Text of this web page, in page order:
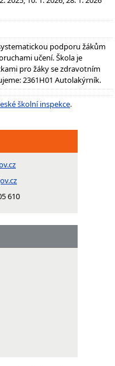
podporu žákům
učení. Škola je
pro žáky se zdravotním
2361H01 Autolakýrník.
školní inspekce.
610